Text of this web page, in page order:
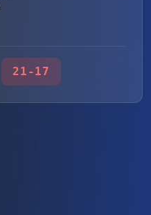
21 -17